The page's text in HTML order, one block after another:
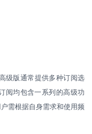
高级版通常提供多种订阅选
阅均包含一系列的高级功
需根据自身需求和使用频